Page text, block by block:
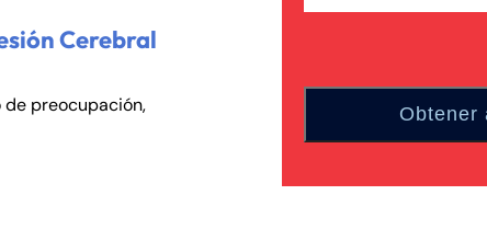
Cerebral
preocupación,